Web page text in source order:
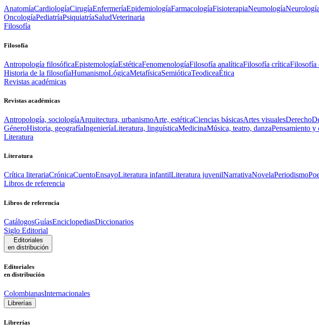
AnatomíaCardiologíaCirugíaEnfermeríaEpidemiologíaFarmacologíaFisioterapiaNeumologíaNeurología
OncologíaPediatríaPsiquiatríaSaludVeterinaria
Filosofía
Filosofía
Antropología filosóficaEpistemologíaEstéticaFenomenologíaFilosofía analíticaFilosofía críticaFilosofía
Historia de la filosofíaHumanismoLógicaMetafísicaSemióticaTeodiceaÉtica
Revistas académicas
Revistas académicas
Antropología, sociologíaArquitectura, urbanismoArte, estéticaCiencias básicasArtes visualesDerecho
GéneroHistoria, geografíaIngenieríaLiteratura, linguísticaMedicinaMúsica, teatro, danzaPensamiento y
Literatura
Literatura
Crítica literariaCrónicaCuentoEnsayoLiteratura infantilLiteratura juvenilNarrativaNovelaPeriodismo
Libros de referencia
Libros de referencia
CatálogosGuíasEnciclopediasDiccionarios
Siglo Editorial
Editoriales
en distribución
Editoriales
en distribución
ColombianasInternacionales
Librerías
Librerías